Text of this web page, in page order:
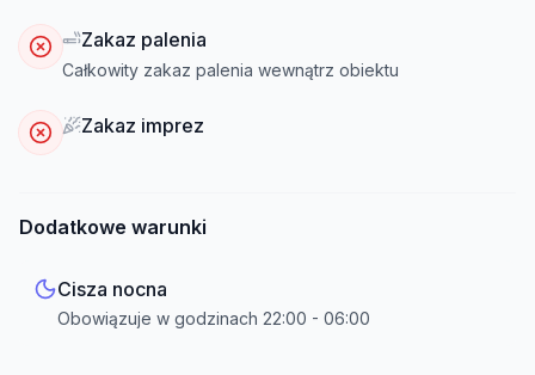
Zakaz palenia
Całkowity zakaz palenia wewnątrz obiektu
Zakaz imprez
Dodatkowe warunki
Cisza nocna
Obowiązuje w godzinach 22:00 - 06:00